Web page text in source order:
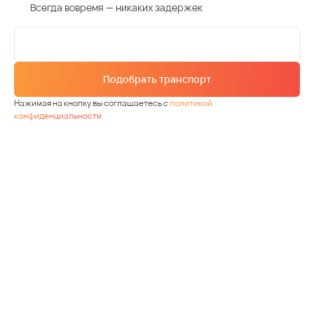
Всегда вовремя — никаких задержек
Подобрать транспорт
Нажимая на кнопку вы соглашаетесь сполитикой
конфиденциальности